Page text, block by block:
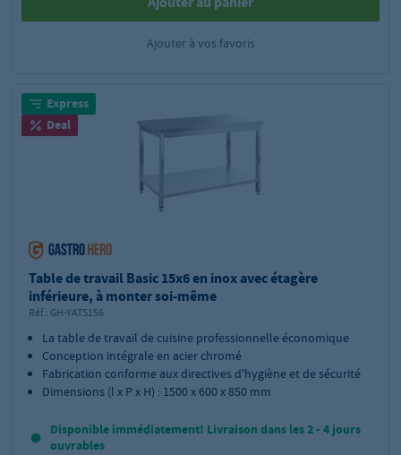
Ajouter à vos favoris
Express
Deal
Table de travail Basic 15x6 en inox avec étagère
inférieure, à monter soi-même
Réf.: GH-YATS156
La table de travail de cuisine professionnelle économique
Conception intégrale en acier chromé
Fabrication conforme aux directives d'hygiène et de sécurité
Dimensions (l x P x H) : 1500 x 600 x 850 mm
Disponible immédiatement! Livraison dans les 2 - 4 jours
ouvrables